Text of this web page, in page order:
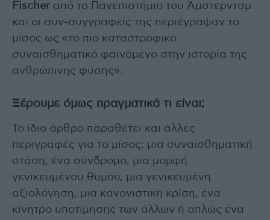
Fischer από το Πανεπιστήμιο του Άμστερνταμ
και οι συν-συγγραφείς της περιέγραψαν το
μίσος ως «το πιο καταστροφικό
συναισθηματικό φαινόμενο στην ιστορία της
ανθρώπινης φύσης».
Ξέρουμε όμως πραγματικά τι είναι;
Το ίδιο άρθρο παραθέτει και άλλες
περιγραφές για το μίσος: μια συναισθηματική
στάση, ένα σύνδρομο, μια μορφή
γενικευμένου θυμού, μια γενικευμένη
αξιολόγηση, μια κανονιστική κρίση, ένα
κίνητρο υποτίμησης των άλλων ή απλώς ένα